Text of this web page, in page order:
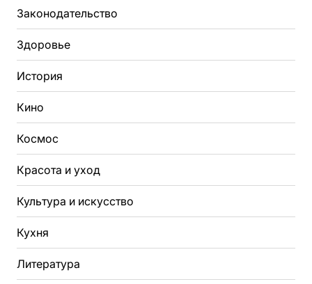
Законодательство
Здоровье
История
Кино
Космос
Красота и уход
Культура и искусство
Кухня
Литература